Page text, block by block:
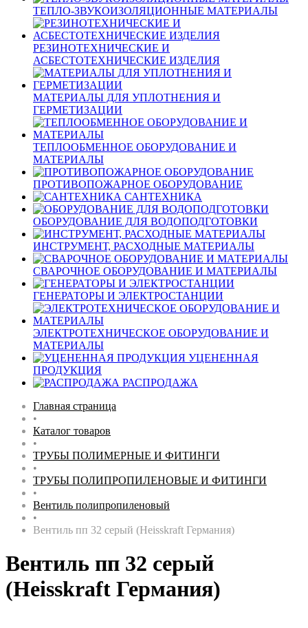
ТЕПЛО-ЗВУКОИЗОЛЯЦИОННЫЕ МАТЕРИАЛЫ
РЕЗИНОТЕХНИЧЕСКИЕ И
АСБЕСТОТЕХНИЧЕСКИЕ ИЗДЕЛИЯ
МАТЕРИАЛЫ ДЛЯ УПЛОТНЕНИЯ И
ГЕРМЕТИЗАЦИИ
ТЕПЛООБМЕННОЕ ОБОРУДОВАНИЕ И
МАТЕРИАЛЫ
ПРОТИВОПОЖАРНОЕ ОБОРУДОВАНИЕ
САНТЕХНИКА
ОБОРУДОВАНИЕ ДЛЯ ВОДОПОДГОТОВКИ
ИНСТРУМЕНТ, РАСХОДНЫЕ МАТЕРИАЛЫ
СВАРОЧНОЕ ОБОРУДОВАНИЕ И МАТЕРИАЛЫ
ГЕНЕРАТОРЫ И ЭЛЕКТРОСТАНЦИИ
ЭЛЕКТРОТЕХНИЧЕСКОЕ ОБОРУДОВАНИЕ И
МАТЕРИАЛЫ
УЦЕНЕННАЯ
ПРОДУКЦИЯ
РАСПРОДАЖА
Главная страница
•
Каталог товаров
•
ТРУБЫ ПОЛИМЕРНЫЕ И ФИТИНГИ
•
ТРУБЫ ПОЛИПРОПИЛЕНОВЫЕ И ФИТИНГИ
•
Вентиль полипропиленовый
•
Вентиль пп 32 серый (Heisskraft Германия)
Вентиль пп 32 серый
(Heisskraft Германия)